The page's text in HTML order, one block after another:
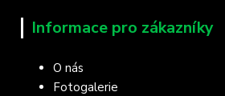
Informace pro zákazníky
O nás
Fotogalerie